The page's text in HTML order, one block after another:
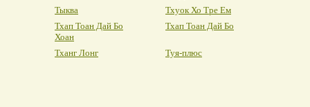
Тыква
Тхуок Хо Тре Ем
Тхап Тоан Дай Бо
Хоан
Тхап Тоан Дай Бо
Тханг Лонг Туя-плюс